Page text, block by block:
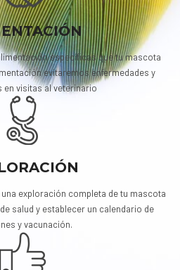
específicas que tu mascota
evitaremos enfermedades y
en visitas al veterinario
exploración completa de tu mascota
salud y establecer un calendario de
y vacunación.